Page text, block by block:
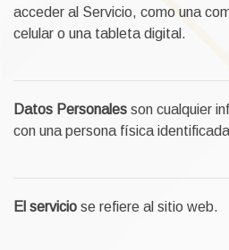
acceder al Servicio, como una
celular o una tableta digital.
Datos Personales son cualquier
con una persona física
El servicio se refiere al sitio web.